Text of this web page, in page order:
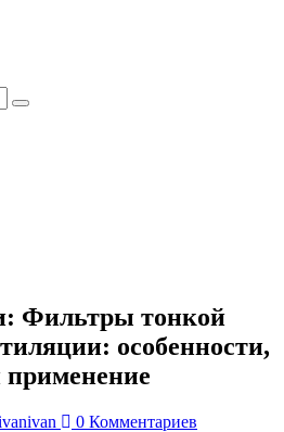
Фильтры тонкой
особенности,
0 Комментариев